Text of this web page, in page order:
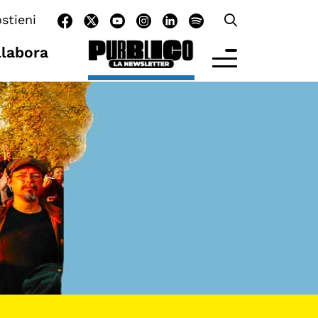
LA SCUOLA
per bambine e bambini
per le scuole
del Pensiero Politico
e Executive Program